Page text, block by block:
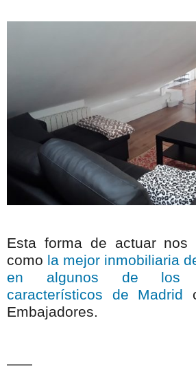
Esta forma de actuar nos
como la mejor inmobiliaria
en algunos de los
característicos de Madrid
Embajadores.